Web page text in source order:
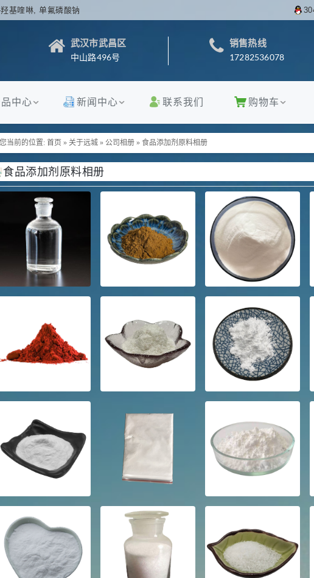
基喹啉, 单氟磷酸钠
武汉市武昌区
中山路496号
销售热线
17282536078
中心 新闻中心 联系我们 购物车
您当前的位置: 首页 » 关于远城 » 公司相册 » 食品添加剂原料相册
食品添加剂原料相册
天然维生素E简介(9.13k)
关于公司组织员工春游
活动的通知(4.3k)
2016-03-10 公司新闻
知识大普及-甲维盐知多